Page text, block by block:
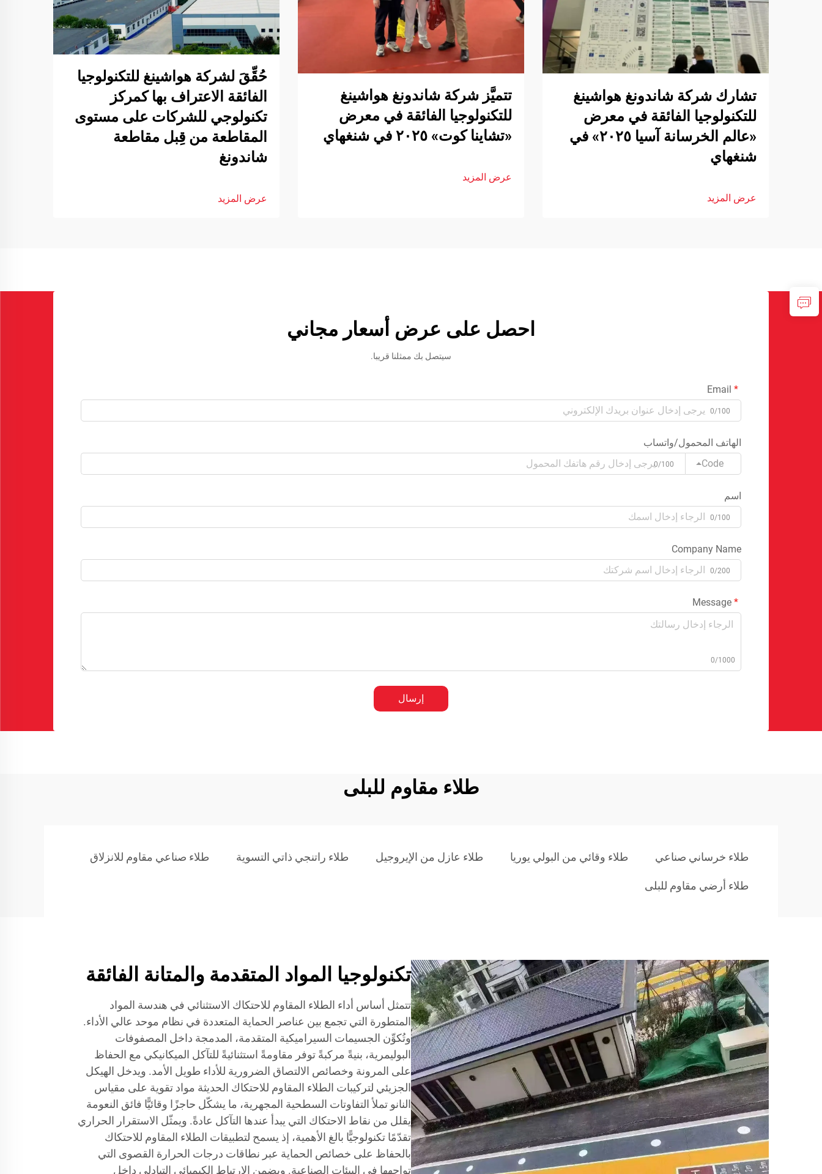
تشارك شركة شاندونغ هواشينغ
للتكنولوجيا الفائقة في معرض
«عالم الخرسانة آسيا ٢٠٢٥» في
شنغهاي
عرض المزيد
تتميَّز شركة شاندونغ هواشينغ
للتكنولوجيا الفائقة في معرض
«تشاينا كوت» ٢٠٢٥ في شنغهاي
عرض المزيد
حُقِّقَ لشركة هواشينغ للتكنولوجيا
الفائقة الاعتراف بها كمركز
تكنولوجي للشركات على مستوى
المقاطعة من قِبل مقاطعة
شاندونغ
عرض المزيد
احصل على عرض أسعار مجاني
سيتصل بك ممثلنا قريبا.
0/100
الهاتف المحمول/واتساب
Code
0/100
اسم
0/100
Company Name
0/200
0/1000
إرسال
طلاء مقاوم للبلى
طلاء خرساني صناعي طلاء وقائي من البولي يوريا طلاء عازل من الإيروجيل طلاء راتنجي ذاتي التسوية طلاء صناعي مقاوم للانزلاق
طلاء أرضي مقاوم للبلى
تكنولوجيا المواد المتقدمة والمتانة الفائقة
تتمثل أساس أداء الطلاء المقاوم للاحتكاك الاستثنائي في هندسة المواد
المتطورة التي تجمع بين عناصر الحماية المتعددة في نظام موحد عالي الأداء.
وتُكوِّن الجسيمات السيراميكية المتقدمة، المدمجة داخل المصفوفات
البوليمرية، بنيةً مركبةً توفر مقاومةً استثنائيةً للتآكل الميكانيكي مع الحفاظ
على المرونة وخصائص الالتصاق الضرورية للأداء طويل الأمد. ويدخل الهيكل
الجزيئي لتركيبات الطلاء المقاوم للاحتكاك الحديثة مواد تقوية على مقياس
النانو تملأ التفاوتات السطحية المجهرية، ما يشكّل حاجزًا وقائيًّا فائق النعومة
يقلل من نقاط الاحتكاك التي يبدأ عندها التآكل عادةً. ويمثّل الاستقرار الحراري
تقدّمًا تكنولوجيًّا بالغ الأهمية، إذ يسمح لتطبيقات الطلاء المقاوم للاحتكاك
بالحفاظ على خصائص الحماية عبر نطاقات درجات الحرارة القصوى التي
تواجهها في البيئات الصناعية. ويضمن الارتباط الكيميائي التبادلي داخل